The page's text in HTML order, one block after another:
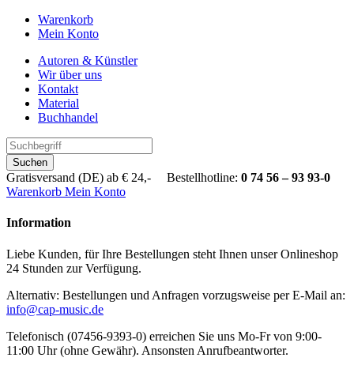
Warenkorb
Mein Konto
Autoren & Künstler
Wir über uns
Kontakt
Material
Buchhandel
Suchen
Gratisversand (DE) ab € 24,- Bestellhotline: 0 74 56 – 93 93-0
Warenkorb Mein Konto
Information
Liebe Kunden, für Ihre Bestellungen steht Ihnen unser Onlineshop
24 Stunden zur Verfügung.
Alternativ: Bestellungen und Anfragen vorzugsweise per E-Mail an:
info@cap-music.de
Telefonisch (07456-9393-0) erreichen Sie uns Mo-Fr von 9:00-
11:00 Uhr (ohne Gewähr). Ansonsten Anrufbeantworter.